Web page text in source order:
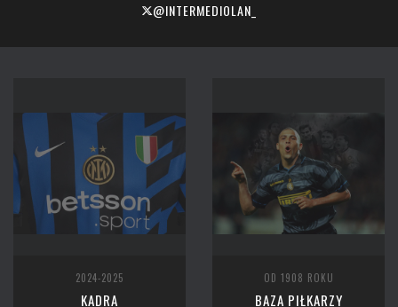
@INTERMEDIOLAN_
2024-2025
KADRA
OD 1908 ROKU
BAZA PIŁKARZY